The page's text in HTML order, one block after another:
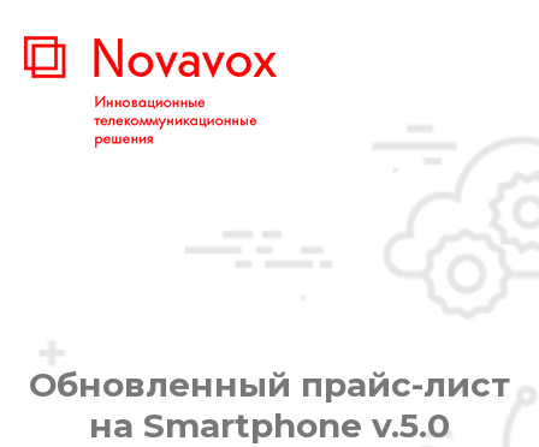
Обновленный прайс-лист
на Smartphone v.5.0